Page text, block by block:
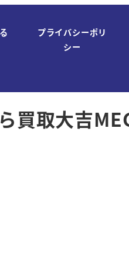
プライバシーポリ
シー
買取大吉